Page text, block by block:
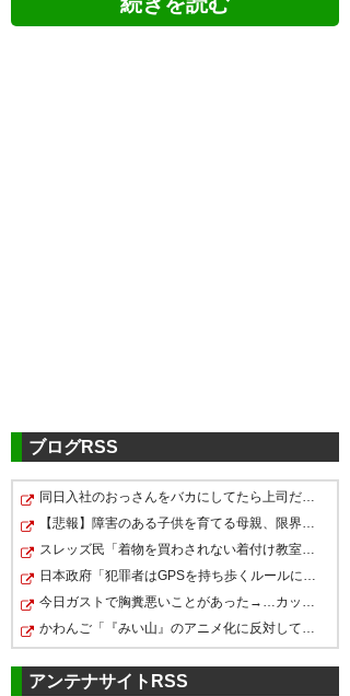
0401 U-名無しさん2023/12/20(水) 02:55:12 gJ86cUp10
金Jというか祝日なのか
0402 U-名無しさん 2023/12/20(水) 02:55:57 +UdNZlin0
金曜は行けないor時間厳しい奴結構いるんじゃね
新スタ初公式戦なのに鬼だろ
0403U-名無しさん2023/12/20(水) 02:58:37 5zeqkR1y0
ブログRSS
アンテナサイトRSS